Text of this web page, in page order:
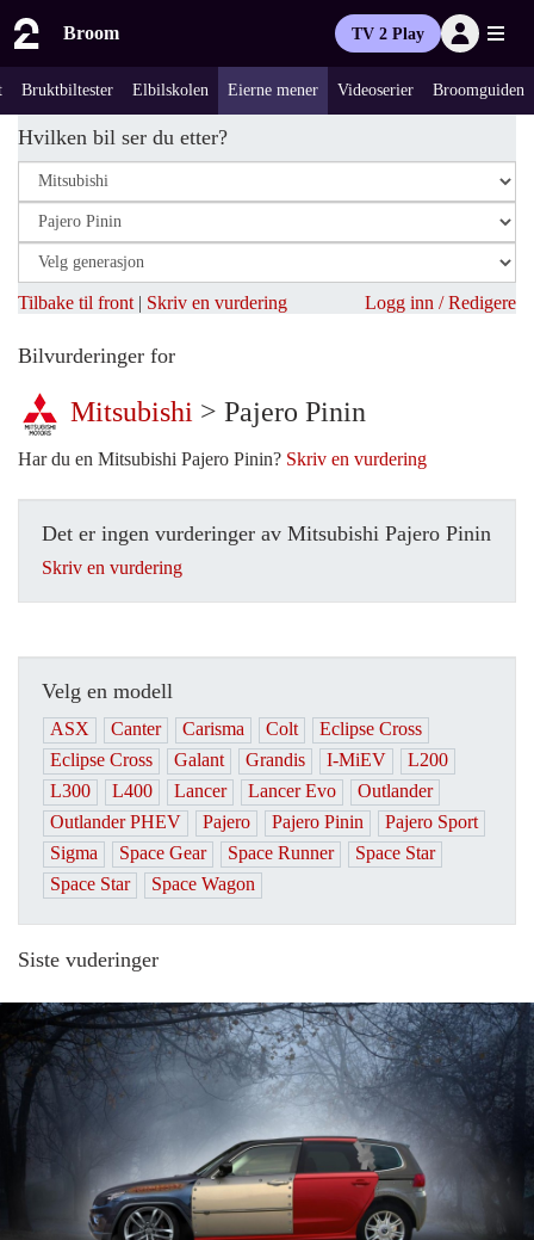
Broom TV 2 Play
Bruktbiltester Elbilskolen Eierne mener Videoserier Broomguiden
Hvilken bil ser du etter?
Tilbake til front | Skriv en vurdering Logg inn / Redigere
Bilvurderinger for
Mitsubishi > Pajero Pinin
Har du en Mitsubishi Pajero Pinin? Skriv en vurdering
Det er ingen vurderinger av Mitsubishi Pajero Pinin
Skriv en vurdering
Velg en modell
ASX Canter Carisma Colt
Eclipse Cross
Eclipse Cross
Galant Grandis I-MiEV
L200
L300
L400 Lancer Lancer Evo
Outlander
Outlander PHEV
Pajero Pajero Pinin
Pajero Sport
Sigma
Space Gear Space Runner
Space Star
Space Star
Space Wagon
Siste vuderinger